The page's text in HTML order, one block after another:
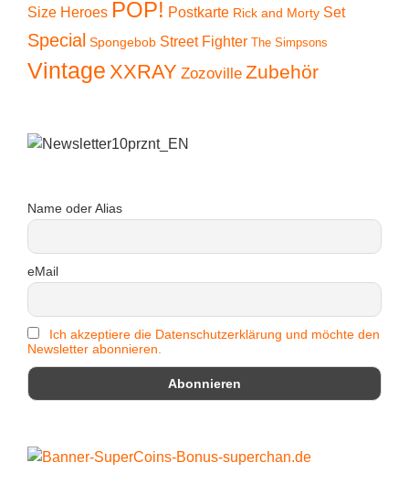
Size Heroes POP! Postkarte Rick and Morty Set
Special Spongebob Street Fighter The Simpsons
Vintage XXRAY Zozoville Zubehör
Name oder Alias
eMail
Ich akzeptiere die Datenschutzerklärung und möchte den
Newsletter abonnieren.